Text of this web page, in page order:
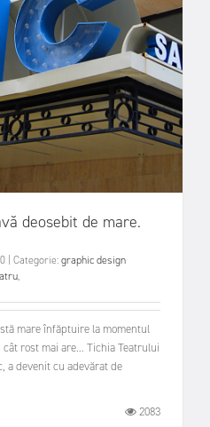
deosebit de mare.
Categorie:graphic design
,
mare înfăptuire la momentul
rost mai are… Tichia Teatrului
a devenit cu adevărat de
2083